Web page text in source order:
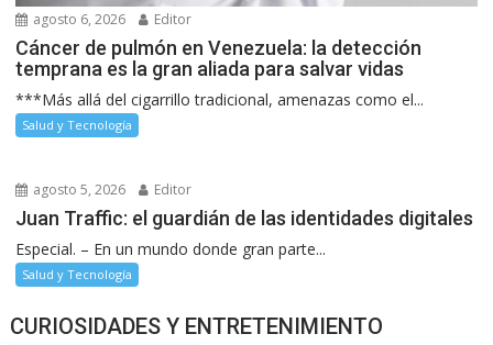
agosto 6, 2026 Editor
Cáncer de pulmón en Venezuela: la detección
temprana es la gran aliada para salvar vidas
***Más allá del cigarrillo tradicional, amenazas como el...
Salud y Tecnología
agosto 5, 2026 Editor
Juan Traffic: el guardián de las identidades digitales
Especial. – En un mundo donde gran parte...
Salud y Tecnología
CURIOSIDADES Y ENTRETENIMIENTO